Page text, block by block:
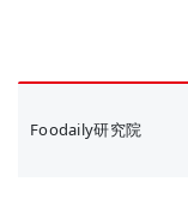
Foodaily研究院